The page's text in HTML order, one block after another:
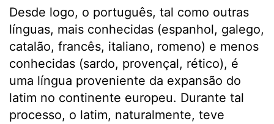
Desde logo, o português, tal como outras
línguas, mais conhecidas (espanhol, galego,
catalão, francês, italiano, romeno) e menos
conhecidas (sardo, provençal, rético), é
uma língua proveniente da expansão do
latim no continente europeu. Durante tal
processo, o latim, naturalmente, teve